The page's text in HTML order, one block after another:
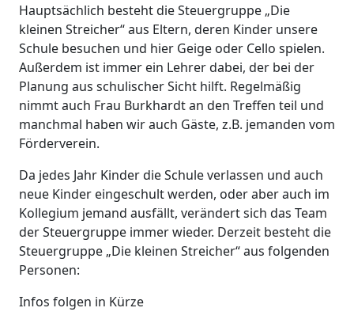
Hauptsächlich besteht die Steuergruppe „Die
kleinen Streicher“ aus Eltern, deren Kinder unsere
Schule besuchen und hier Geige oder Cello spielen.
Außerdem ist immer ein Lehrer dabei, der bei der
Planung aus schulischer Sicht hilft. Regelmäßig
nimmt auch Frau Burkhardt an den Treffen teil und
manchmal haben wir auch Gäste, z.B. jemanden vom
Förderverein.
Da jedes Jahr Kinder die Schule verlassen und auch
neue Kinder eingeschult werden, oder aber auch im
Kollegium jemand ausfällt, verändert sich das Team
der Steuergruppe immer wieder. Derzeit besteht die
Steuergruppe „Die kleinen Streicher“ aus folgenden
Personen:
Infos folgen in Kürze